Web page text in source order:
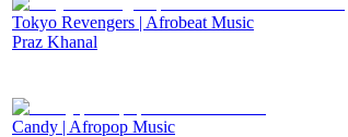
Tokyo Revengers | Afrobeat Music
Praz Khanal
Candy | Afropop Music